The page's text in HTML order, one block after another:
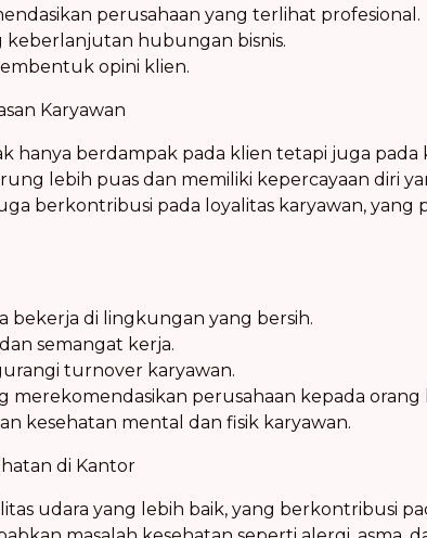
perusahaan yang terlihat profesional.
hubungan bisnis.
opini klien.
Karyawan
hanya berdampak pada klien tetapi juga pada
lebih puas dan memiliki kepercayaan diri
berkontribusi pada loyalitas karyawan,
bekerja di lingkungan yang bersih.
semangat kerja.
turnover karyawan.
merekomendasikan perusahaan kepada orang
kesehatan mental dan fisik karyawan.
di Kantor
udara yang lebih baik, yang berkontribusi